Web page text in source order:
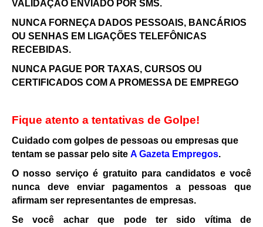
VALIDAÇÃO ENVIADO POR SMS.
NUNCA FORNEÇA DADOS PESSOAIS, BANCÁRIOS
OU SENHAS EM LIGAÇÕES TELEFÔNICAS
RECEBIDAS.
NUNCA PAGUE POR TAXAS, CURSOS OU
CERTIFICADOS COM A PROMESSA DE EMPREGO
Fique atento a tentativas de Golpe!
Cuidado com golpes de pessoas ou empresas que
tentam se passar pelo site A Gazeta Empregos.
O nosso serviço é gratuito para candidatos e você
nunca deve enviar pagamentos a pessoas que
afirmam ser representantes de empresas.
Se você achar que pode ter sido vítima de